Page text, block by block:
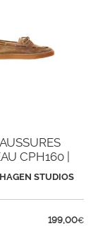
CPH160 |
BROWN
STUDIOS
199,00€